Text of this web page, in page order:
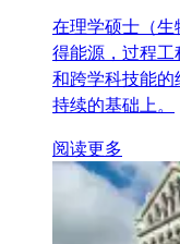
在理学硕士（
得能源，过程
和跨学科技能
持续的基础上。
阅读更多